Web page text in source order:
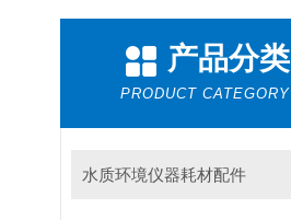
产品分类
PRODUCT CATEGORY
水质环境仪器耗材配件